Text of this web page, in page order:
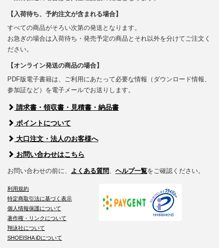
【入荷待ち、予約注文が含まれる場合】
すべての商品がそろい次第の発送となります。
お急ぎの場合は入荷待ち・発売予定の商品とそれ以外を分けてご注文く
ださい。
【オンライン発送の商品の場合】
PDF版電子書籍は、ご利用にあたって必要な情報（ダウンロード情報、
参加証など）を電子メールでお送りします。
請求書・領収書・見積書・納品書
ポイントについて
大口注文・法人のお客様へ
お問い合わせはこちら
お問い合わせの前に、 よくある質問、 ヘルプ一覧をご確認ください。
利用規約
特定商取引法に基づく表示
個人情報保護について
著作権・リンクについて
翔泳社について
SHOEISHA iDについて